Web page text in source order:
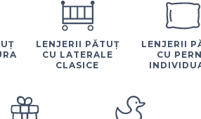
LENJERII PĂTUȚ
CU LATERALE
CLASICE
LENJERII
CU